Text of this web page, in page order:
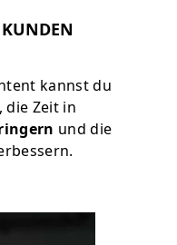
kannst du
die Zeit in
und die